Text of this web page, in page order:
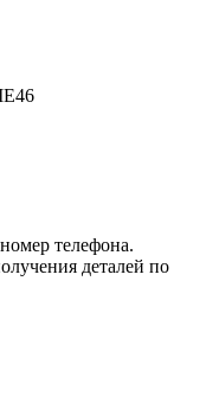
телефона.
деталей по